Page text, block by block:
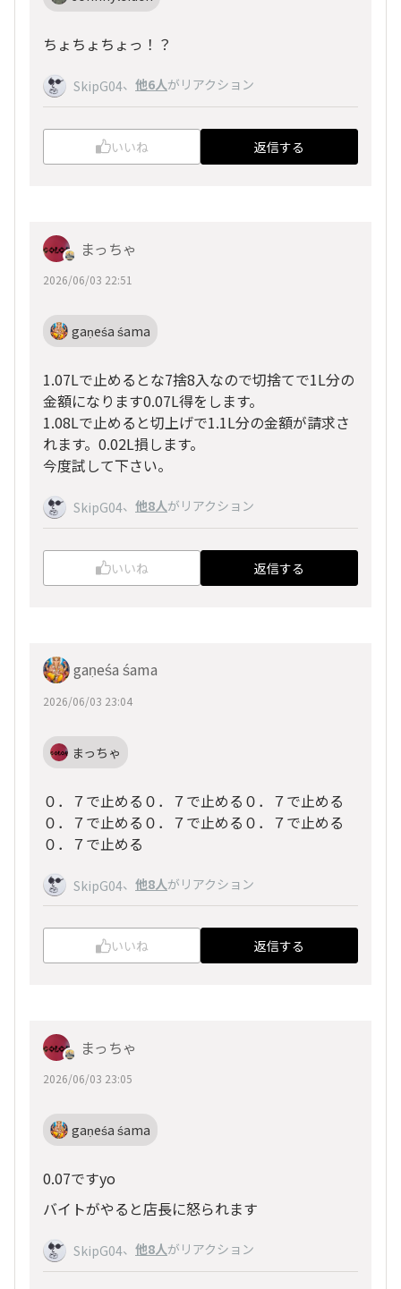
ちょちょちょっ！？
SkipG04、 他6人がリアクション
いいね 返信する
まっちゃ
2026/06/03 22:51
gaṇeśa śama
1.07Lで止めるとな7捨8入なので切捨てで1L分の
金額になります0.07L得をします。
1.08Lで止めると切上げで1.1L分の金額が請求さ
れます。0.02L損します。
今度試して下さい。
SkipG04、 他8人がリアクション
いいね 返信する
gaṇeśa śama
2026/06/03 23:04
まっちゃ
０．７で止める０．７で止める０．７で止める
０．７で止める０．７で止める０．７で止める
０．７で止める
SkipG04、 他8人がリアクション
いいね 返信する
まっちゃ
2026/06/03 23:05
gaṇeśa śama
0.07ですyo
バイトがやると店長に怒られます
SkipG04、 他8人がリアクション